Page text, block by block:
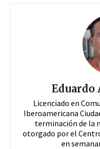
Eduardo
Licenciado en
Iberoamericana
terminación de la
otorgado por el
en